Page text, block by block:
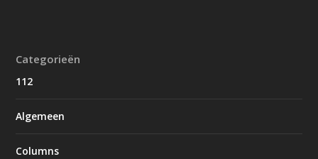
Categorieën
112
Algemeen
Columns